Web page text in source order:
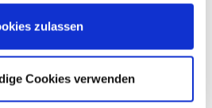
zulassen
Cookies verwenden
EA und
Paris